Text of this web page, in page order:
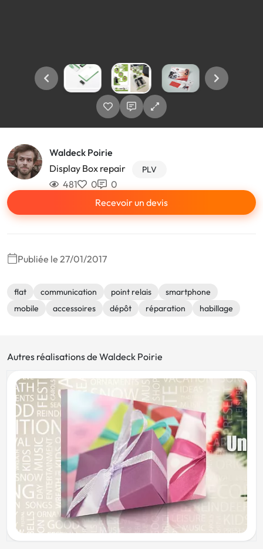
Waldeck Poirie
Display Box repair
PLV
481 0
0
Recevoir un devis
Publiée le 27/01/2017
flat communication point relais
smartphone
mobile
accessoires dépôt réparation habillage
Autres réalisations de Waldeck Poirie